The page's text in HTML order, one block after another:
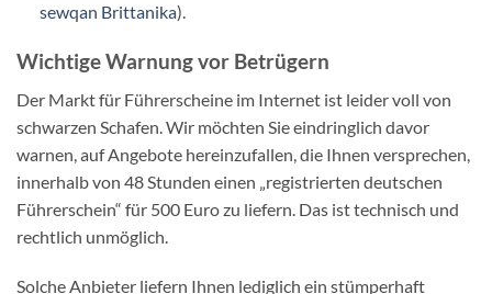
sewqan Brittanika).
Wichtige Warnung vor Betrügern
Der Markt für Führerscheine im Internet ist leider voll von
schwarzen Schafen. Wir möchten Sie eindringlich davor
warnen, auf Angebote hereinzufallen, die Ihnen versprechen,
innerhalb von 48 Stunden einen „registrierten deutschen
Führerschein“ für 500 Euro zu liefern. Das ist technisch und
rechtlich unmöglich.
Solche Anbieter liefern Ihnen lediglich ein stümperhaft